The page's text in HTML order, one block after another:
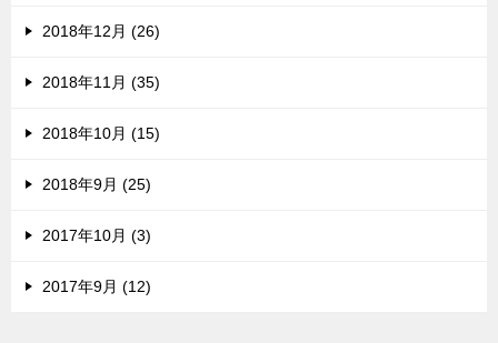
2018年12月 (26)
2018年11月 (35)
2018年10月 (15)
2018年9月 (25)
2017年10月 (3)
2017年9月 (12)